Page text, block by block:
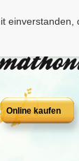
einverstanden,
Online kaufen